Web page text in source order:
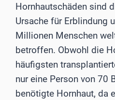
Hornhautschäden sind
Ursache für Erblindung
Millionen Menschen
betroffen. Obwohl die
häufigsten
nur eine Person von 70
benötigte Hornhaut, da